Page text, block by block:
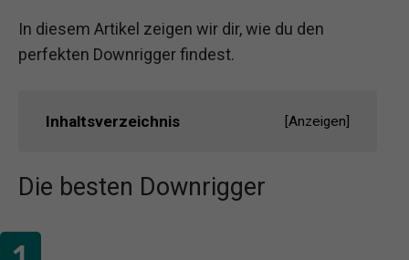
In diesem Artikel zeigen wir dir, wie du den
perfekten Downrigger findest.
Inhaltsverzeichnis [Anzeigen]
Die besten Downrigger